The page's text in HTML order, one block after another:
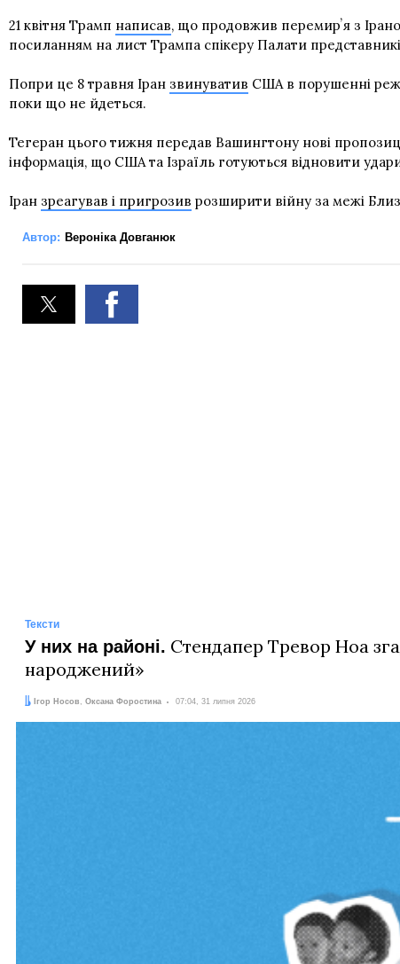
21 квітня Трамп написав, що продовжив перемирʼя з
посиланням на лист Трампа спікеру Палати
Попри це 8 травня Іран звинуватив США в порушенні
поки що не йдеться.
Тегеран цього тижня передав Вашингтону нові
інформація, що США та Ізраїль готуються відновити
Іран зреагував і пригрозив розширити війну за межі
Автор: Вероніка Довганюк